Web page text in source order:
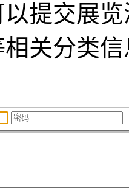
提交展
关分类